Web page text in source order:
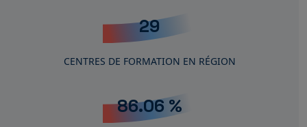
29
CENTRES DE FORMATION EN RÉGION
87.20%